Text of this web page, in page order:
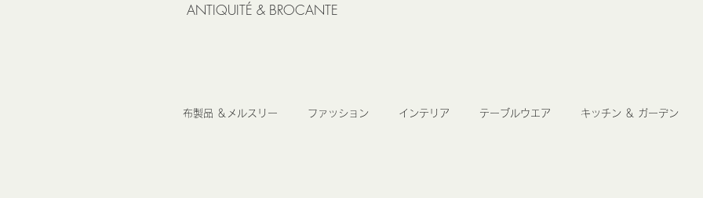
ANTIQUITÉ & BROCANTE
布製品 ＆メルスリー ファッション インテリア テーブルウエア キッチン ＆ ガーデン